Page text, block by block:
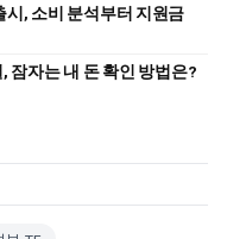
시, 소비 분석부터 지원금
잠자는 내 돈 확인 방법은?